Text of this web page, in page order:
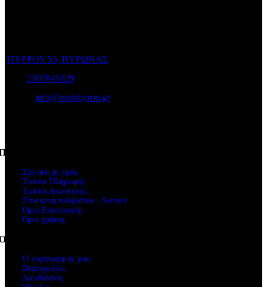
ΠΥΡΡΟΥ 53, ΒΥΡΩΝΑΣ
2107641829
info@motobyron.gr
Σχετικά με εμάς
Τρόποι Πληρωμής
Τρόποι Αποστολής
Επισκευή ποδηλάτου - Service
Όροι Επιστροφής
Όροι χρήσης
Λογαριασμός μου
Ο λογαριασμός μου
Παραγγελίες
Διευθύνσεις